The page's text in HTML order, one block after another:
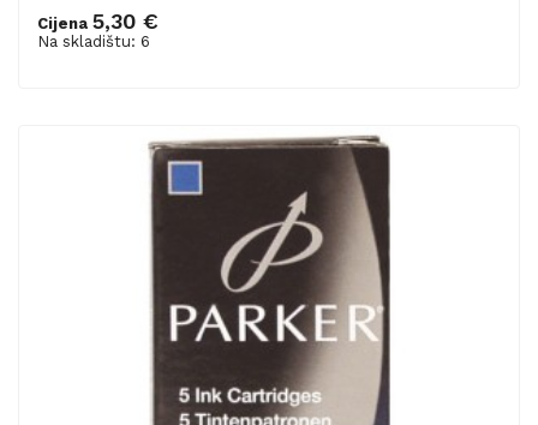
Cijena 5,30 €
Na skladištu: 6
Dodaj u košaricu